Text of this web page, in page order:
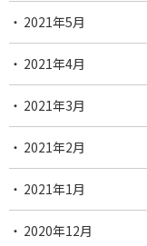
2021年5月
2021年4月
2021年3月
2021年2月
2021年1月
2020年12月